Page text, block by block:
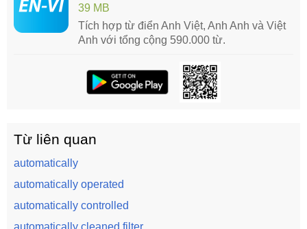
39 MB
Tích hợp từ điển Anh Việt, Anh Anh và Việt
Anh với tổng cộng 590.000 từ.
Từ liên quan
automatically
automatically operated
automatically controlled
automatically cleaned filter